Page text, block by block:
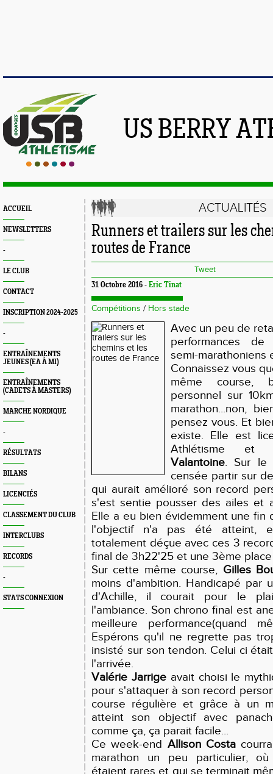
US BERRY
ACCUEIL
NEWSLETTERS
-
LE CLUB
CONTACT
INSCRIPTION 2024-2025
-
ENTRAÎNEMENTS
JEUNES (EA À MI)
ENTRAÎNEMENTS
(CADETS À MASTERS)
MARCHE NORDIQUE
-
RÉSULTATS
BILANS
LICENCIÉS
CLASSEMENT DU CLUB
INTERCLUBS
RECORDS
-
STATS CONNEXION
ACTUALITÉS
Runners et trailers sur les
routes de France
Tweet
31 Octobre 2016 - Eric Tinat
Compétitions / Hors stade
Avec un peu de
performances de
semi-marathoniens
Connaissez vous
même course,
personnel sur
marathon...non,
pensez vous. Et
existe. Elle est
Athlétisme et
Valantoine. Sur le
censée partir sur
qui aurait amélioré son record
s'est sentie pousser des ailes et
Elle a eu bien évidemment une fin
l'objectif n'a pas été atteint,
totalement déçue avec ces 3
final de 3h22'25 et une 3ème place
Sur cette même course, Gilles
moins d'ambition. Handicapé par
d'Achille, il courait pour le
l'ambiance. Son chrono final est
meilleure performance(quand
Espérons qu'il ne regrette pas
insisté sur son tendon. Celui ci
l'arrivée.
Valérie Jarrigeavait choisi le
pour s'attaquer à son record
course régulière et grâce à un
atteint son objectif avec
comme ça, ça parait facile...
Ce week-end Allison Costa
marathon un peu particulier,
étaient rares et qui se terminait